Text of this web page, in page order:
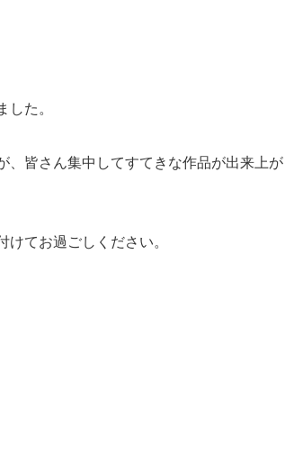
た。
、皆さん集中してすてきな作品が出来上が
てお過ごしください。